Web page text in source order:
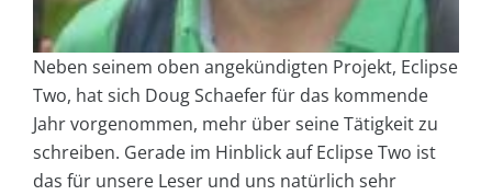
Neben seinem oben angekündigten Projekt, Eclipse
Two, hat sich Doug Schaefer für das kommende
Jahr vorgenommen, mehr über seine Tätigkeit zu
schreiben. Gerade im Hinblick auf Eclipse Two ist
das für unsere Leser und uns natürlich sehr